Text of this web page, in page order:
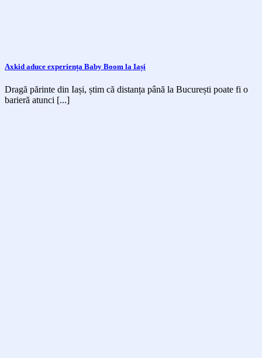
Axkid aduce experiența Baby Boom la Iași
Dragă părinte din Iași, știm că distanța până la București poate fi o
barieră atunci [...]